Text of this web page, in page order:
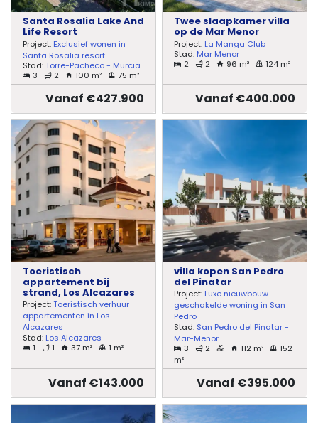
Santa Rosalia Lake And
Life Resort
Project: Exclusief wonen in
Santa Rosalia resort
Stad:Torre-Pacheco - Murcia
3
2 100 m² 75 m²
Vanaf €427.900
Twee slaapkamer villa
op de Mar Menor
Project: La Manga Club
Stad: Mar Menor
2
2 96 m² 124 m²
Vanaf €400.000
Toeristisch
appartement bij
strand, Los Alcazares
Project:Toeristisch verhuur
appartementen in Los
Alcazares
Stad: Los Alcazares
1
1 37 m² 1 m²
Vanaf €143.000
villa kopen San Pedro
del Pinatar
Project: Luxe nieuwbouw
geschakelde woning in San
Pedro
Stad: San Pedro del Pinatar -
Mar-Menor
3
2 112 m²
152
m²
Vanaf €395.000